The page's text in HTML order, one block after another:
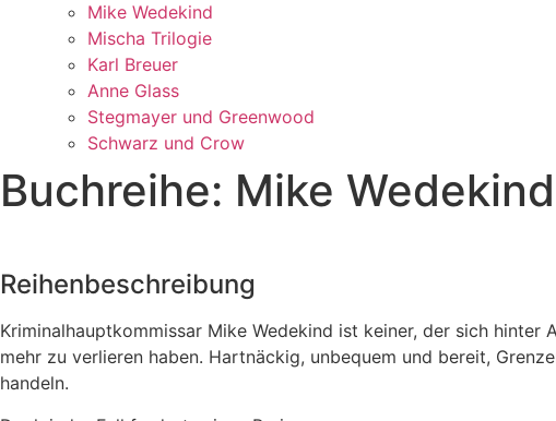
Mike Wedekind
Mischa Trilogie
Karl Breuer
Anne Glass
Stegmayer und Greenwood
Schwarz und Crow
Buchreihe: Mike Wedekind
Reihenbeschreibung
Kriminalhauptkommissar Mike Wedekind ist keiner, der sich
mehr zu verlieren haben. Hartnäckig, unbequem und bereit,
handeln.